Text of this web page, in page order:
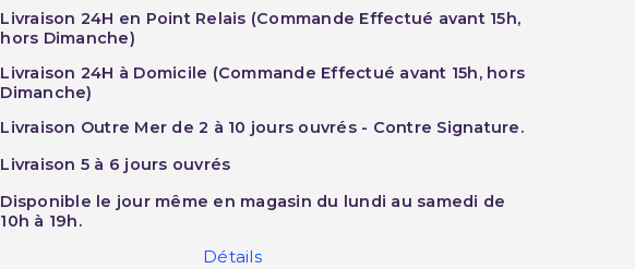
Livraison 24H en Point Relais (Commande Effectué avant 15h,
hors Dimanche)
Livraison 24H à Domicile (Commande Effectué avant 15h, hors
Dimanche)
Livraison Outre Mer de 2 à 10 jours ouvrés - Contre Signature.
Livraison 5 à 6 jours ouvrés
Disponible le jour même en magasin du lundi au samedi de
10h à 19h.
Détails